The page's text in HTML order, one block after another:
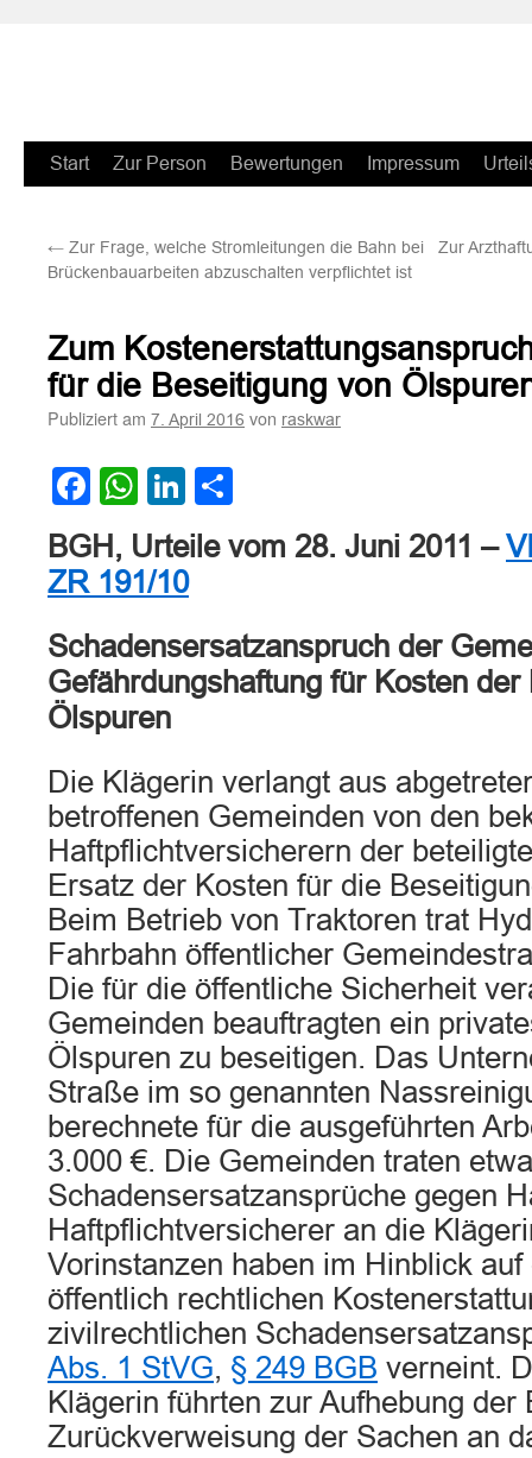
Zum
springen
Start Zur Person Bewertungen Impressum
← Zur Frage, welche Stromleitungen die Bahn bei
Brückenbauarbeiten abzuschalten verpflichtet ist
Zur
Zum
für die Beseitigung von
Publiziert am 7. April 2016 von raskwar
Facebook
WhatsApp
LinkedIn
BGH, Urteile vom 28. Juni 2011 –
ZR 191/10
Schadensersatzanspruch der
Gefährdungshaftung für Kosten der
Ölspuren
Die Klägerin verlangt aus
betroffenen Gemeinden von den
Haftpflichtversicherern der
Ersatz der Kosten für die
Beim Betrieb von Traktoren trat
Fahrbahn öffentlicher
Die für die öffentliche Sicherheit
Gemeinden beauftragten ein
Ölspuren zu beseitigen. Das
Straße im so genannten
berechnete für die ausgeführten
3.000 €. Die Gemeinden traten
Schadensersatzansprüche gegen
Haftpflichtversicherer an die
Vorinstanzen haben im Hinblick
öffentlich rechtlichen
zivilrechtlichen
Abs. 1 StVG, § 249 BGB verneint.
Klägerin führten zur Aufhebung der
Zurückverweisung der Sachen an